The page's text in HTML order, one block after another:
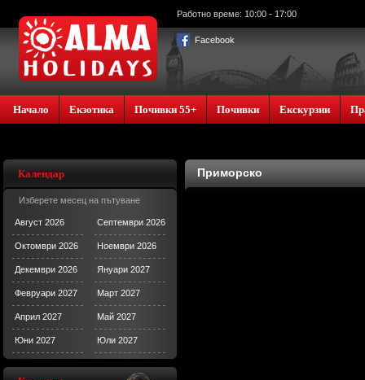
Работно време: 10:00 - 17:00
Facebook
Начало Екзотика Почивки 55+ Почивки Екскурзии
Календар
Изберете месец на пътуване
Август 2026 Септември 2026
Октомври 2026 Ноември 2026
Декември 2026 Януари 2027
Февруари 2027 Март 2027
Април 2027 Май 2027
Юни 2027 Юли 2027
Приморско